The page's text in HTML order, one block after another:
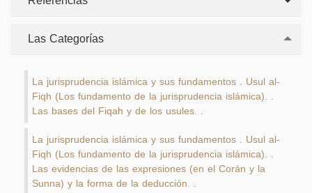
Las Categorías
La jurisprudencia islámica y sus fundamentos Usul al-
Fiqh (Los fundamento de la jurisprudencia islámica).
Las bases del Fiqah y de los usules.
La jurisprudencia islámica y sus fundamentos Usul al-
Fiqh (Los fundamento de la jurisprudencia islámica).
Las evidencias de las expresiones (en el Corán y la
Sunna) y la forma de la deducción.